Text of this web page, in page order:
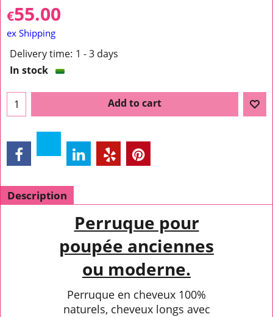
€55.00
ex Shipping
Delivery time: 1 - 3 days
In stock
Add to cart
Description
Perruque pour
poupée anciennes
ou moderne.
Perruque en cheveux 100%
naturels, cheveux longs avec